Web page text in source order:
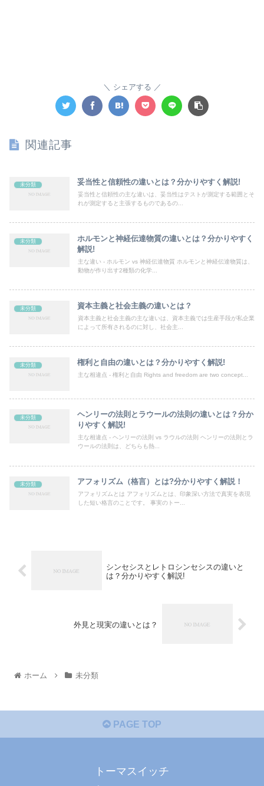
シェアする
関連記事
未分類 妥当性と信頼性の違いとは？分かりやすく解説!
妥当性と信頼性の主な違いは、妥当性はテストが測定する範囲とそ
れが測定すると主張するものであるの...
未分類
ホルモンと神経伝達物質の違いとは？分かりやすく
解説!
主な違い - ホルモン vs 神経伝達物質 ホルモンと神経伝達物質は、
動物が作り出す2種類の化学...
未分類 資本主義と社会主義の違いとは？
資本主義と社会主義の主な違いは、資本主義では生産手段が私企業
によって所有されるのに対し、社会主...
未分類 権利と自由の違いとは？分かりやすく解説!
主な相違点 - 権利と自由 Rights and freedom are two concept...
未分類
ヘンリーの法則とラウールの法則の違いとは？分か
りやすく解説!
主な相違点 - ヘンリーの法則 vs ラウルの法則 ヘンリーの法則とラ
ウールの法則は、どちらも熱...
未分類 アフォリズム（格言）とは?分かりやすく解説！
アフォリズムとは アフォリズムとは、印象深い方法で真実を表現
した短い格言のことです。 事実のトー...
シンセシスとレトロシンセシスの違いと
は？分かりやすく解説!
外見と現実の違いとは？
ホーム 未分類
PAGE TOP
トーマスイッチ